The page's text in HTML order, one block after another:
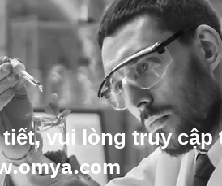
vui lòng truy cập